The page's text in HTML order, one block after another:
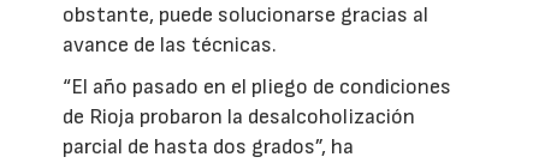
obstante, puede solucionarse gracias al
avance de las técnicas.
“El año pasado en el pliego de condiciones
de Rioja probaron la desalcoholización
parcial de hasta dos grados”, ha